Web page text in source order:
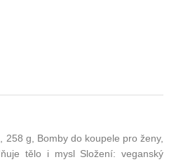
258 g, Bomby do koupele pro ženy,
tělo i mysl Složení: veganský